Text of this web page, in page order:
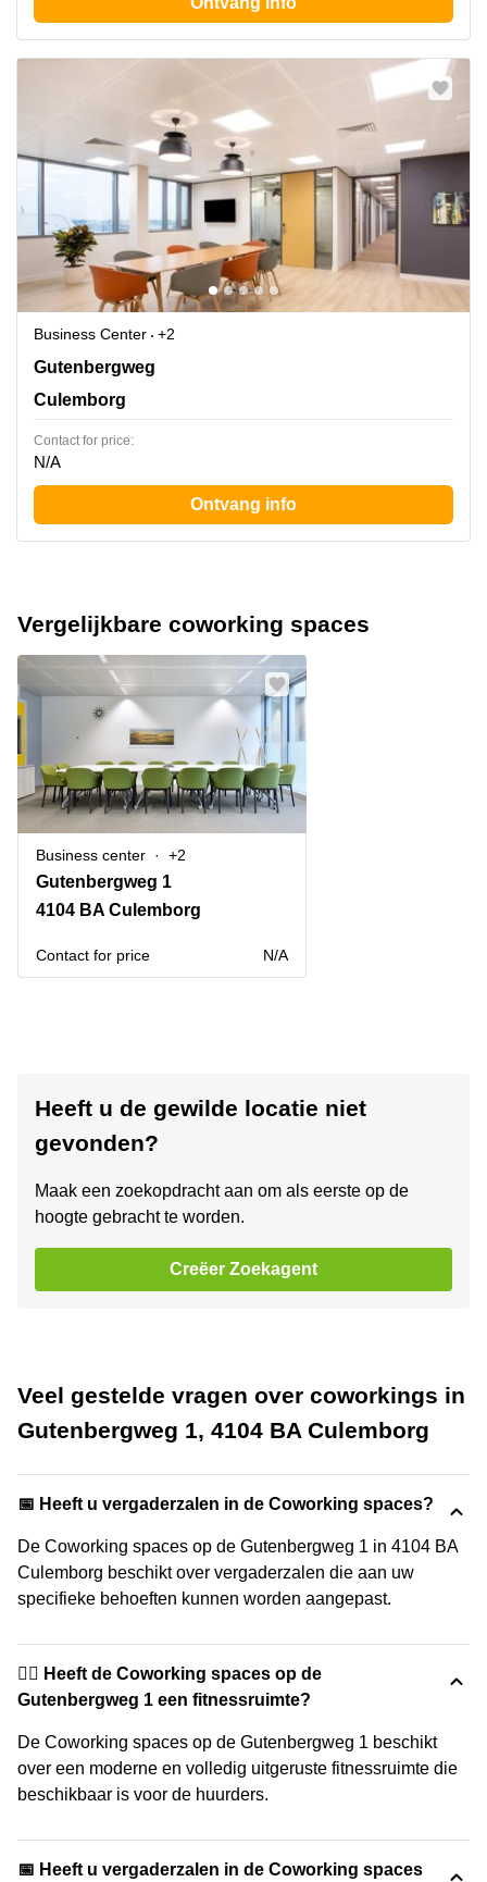
Business Center
+2
Gutenbergweg 1, Culemborg
Gutenbergweg
Culemborg
Contact for price:
N/A
Ontvang info
Vergelijkbare coworking spaces
Business center +2
Gutenbergweg 1
4104 BA Culemborg
Contact for price N/A
Heeft u de gewilde locatie niet
gevonden?
Maak een zoekopdracht aan om als eerste op de
hoogte gebracht te worden.
Creëer Zoekagent
Veel gestelde vragen over coworkings in
Gutenbergweg 1, 4104 BA Culemborg
📅 Heeft u vergaderzalen in de Coworking spaces?
De Coworking spaces op de Gutenbergweg 1 in 4104 BA
Culemborg beschikt over vergaderzalen die aan uw
specifieke behoeften kunnen worden aangepast.
🏋️‍♂️ Heeft de Coworking spaces op de
Gutenbergweg 1 een fitnessruimte?
De Coworking spaces op de Gutenbergweg 1 beschikt
over een moderne en volledig uitgeruste fitnessruimte die
beschikbaar is voor de huurders.
📅 Heeft u vergaderzalen in de Coworking spaces